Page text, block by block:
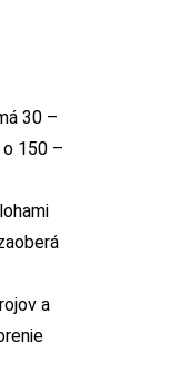
30 –
150 –
a